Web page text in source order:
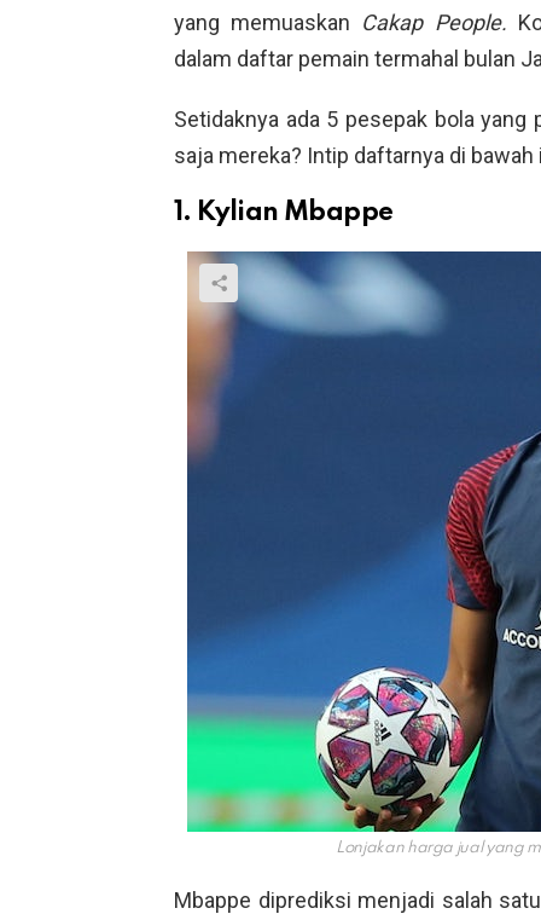
yang memuaskan Cakap People.
dalam daftar pemain termahal bulan
Setidaknya ada 5 pesepak bola
saja mereka? Intip daftarnya di bawah
1. Kylian Mbappe
Lonjakan harga jual yang
Mbappe diprediksi menjadi salah